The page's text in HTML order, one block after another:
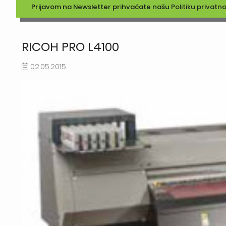
Prijavom na Newsletter prihvaćate našu Politiku
RICOH PRO L4100
02.05.2015.